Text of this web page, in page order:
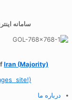
سامانه
Iran (Majority)
site!)
درباره ما